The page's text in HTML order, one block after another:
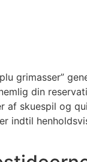
grimasser”
din
af skuespil og
indtil